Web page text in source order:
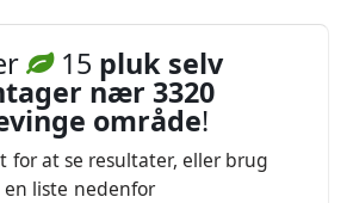
15 pluk selv
nær 3320
område!
for at se resultater, eller brug
en liste nedenfor